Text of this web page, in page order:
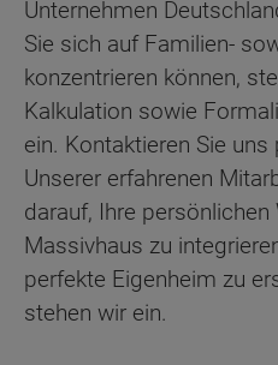
Unternehmen
Sie sich auf Familien-
konzentrieren können,
Kalkulation sowie
ein. Kontaktieren Sie
Unserer erfahrenen
darauf, Ihre
Massivhaus zu
perfekte Eigenheim zu
stehen wir ein.